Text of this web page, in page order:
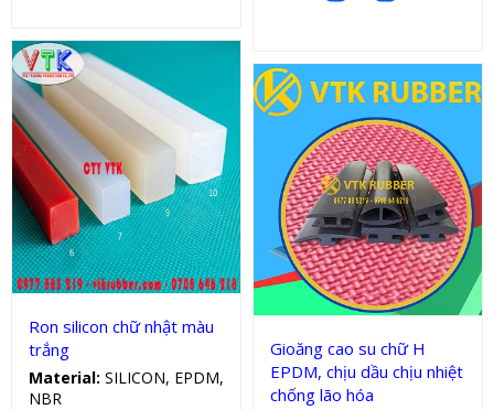
Sản phẩm kỹ thuật
Ron silicon chữ nhật màu
trắng
Material: SILICON, EPDM,
NBR
Gioăng silicon, cao su chữ H
Gioăng cao su chữ H
EPDM, chịu dầu chịu nhiệt
chống lão hóa